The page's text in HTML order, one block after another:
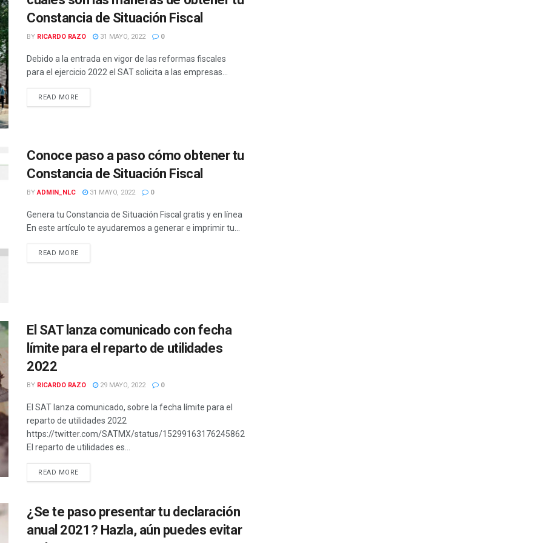
Constancia de Situación Fiscal
BY RICARDO RAZO 31 MAYO, 2022 0
Debido a la entrada en vigor de las reformas fiscales
para el ejercicio 2022 el SAT solicita a las empresas...
READ MORE
Conoce paso a paso cómo obtener tu
Constancia de Situación Fiscal
BY ADMIN_NLC 31 MAYO, 2022 0
Genera tu Constancia de Situación Fiscal gratis y en línea
En este artículo te ayudaremos a generar e imprimir tu...
READ MORE
El SAT lanza comunicado con fecha
límite para el reparto de utilidades
2022
BY RICARDO RAZO 29 MAYO, 2022 0
El SAT lanza comunicado, sobre la fecha límite para el
reparto de utilidades 2022
https://twitter.com/SATMX/status/1529916317624586250
El reparto de utilidades es...
READ MORE
¿Se te paso presentar tu declaración
anual 2021? Hazla, aún puedes evitar